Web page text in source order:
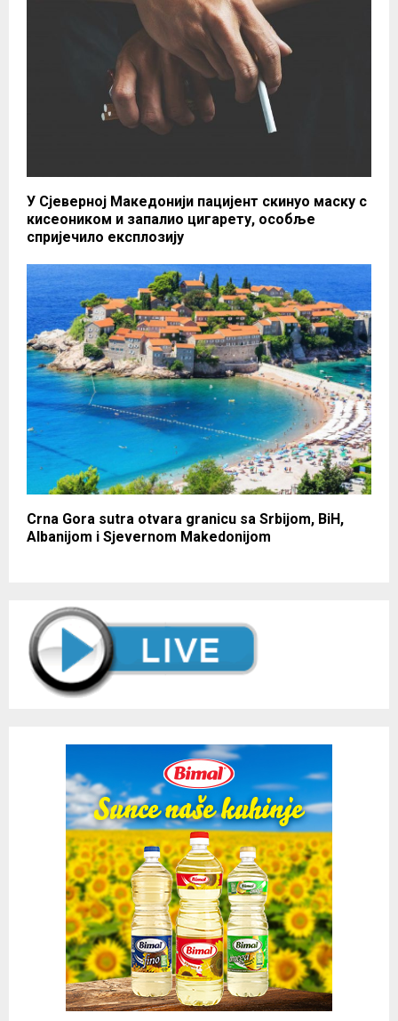
У Сјеверној Македонији пацијент скинуо маску с
кисеоником и запалио цигарету, особље
спријечило експлозију
Crna Gora sutra otvara granicu sa Srbijom, BiH,
Albanijom i Sjevernom Makedonijom